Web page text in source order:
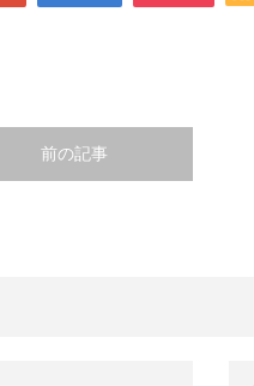
前の記事